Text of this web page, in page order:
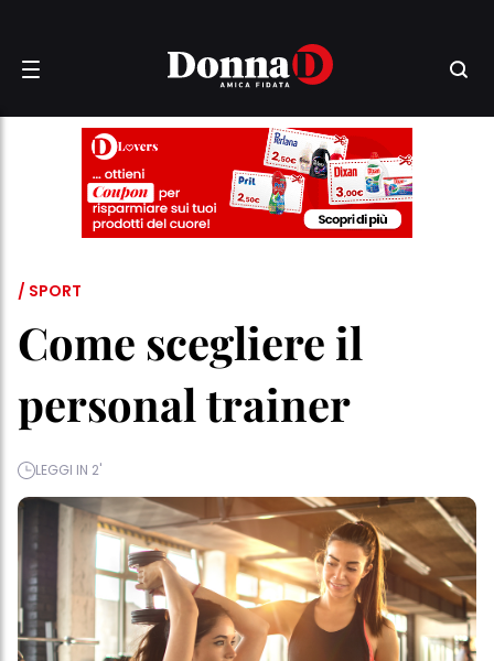
/ SPORT
Come scegliere il
personal trainer
LEGGI IN 2'